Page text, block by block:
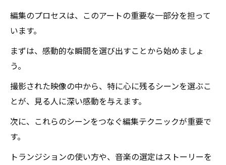
編集のプロセスは、このアートの重要な一部分を担って
います。
まずは、感動的な瞬間を選び出すことから始めましょ
う。
撮影された映像の中から、特に心に残るシーンを選ぶこ
とが、見る人に深い感動を与えます。
次に、これらのシーンをつなぐ編集テクニックが重要で
す。
トランジションの使い方や、音楽の選定はストーリーを